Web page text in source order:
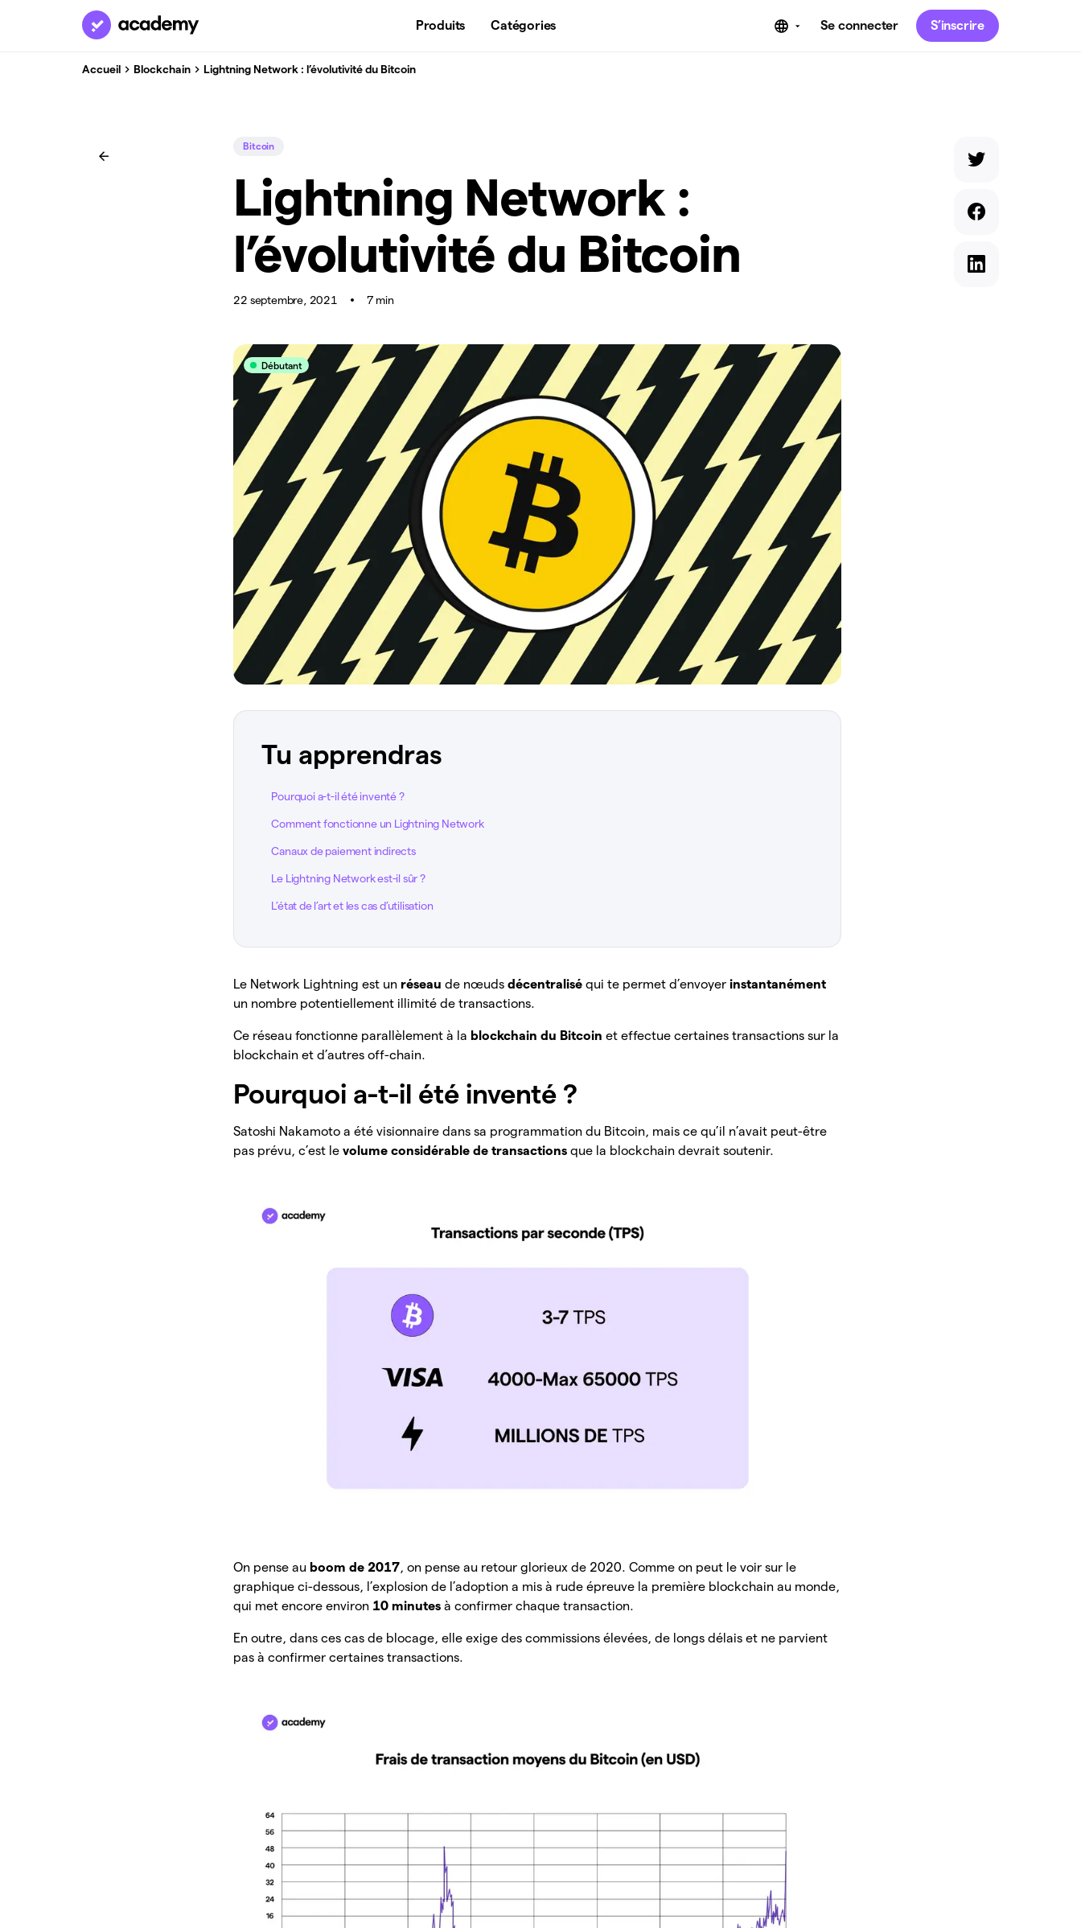
Produits Catégories Se connecter S’inscrire
Accueil Blockchain Lightning Network : l’évolutivité du Bitcoin
Bitcoin
Lightning Network :
l’évolutivité du Bitcoin
22 septembre, 2021 7 min
Débutant
Tu apprendras
Pourquoi a-t-il été inventé ?
Comment fonctionne un Lightning Network
Canaux de paiement indirects
Le Lightning Network est-il sûr ?
L’état de l’art et les cas d’utilisation
Le Network Lightning est un réseaude nœudsdécentraliséqui te permet d’envoyerinstantanément
un nombre potentiellement illimité de transactions.
Ce réseau fonctionne parallèlement à la blockchain du Bitcoin et effectue certaines transactions sur la
blockchain et d’autres off-chain.
Pourquoi a-t-il été inventé ?
Satoshi Nakamoto a été visionnaire dans sa programmation du Bitcoin, mais ce qu’il n’avait peut-être
pas prévu, c’est levolume considérable de transactionsque la blockchain devrait soutenir.
On pense au boom de 2017, on pense au retour glorieux de 2020. Comme on peut le voir sur le
graphique ci-dessous, l’explosion de l’adoption a mis à rude épreuve la première blockchain au monde,
qui met encore environ 10 minutes à confirmer chaque transaction.
En outre, dans ces cas de blocage, elle exige des commissions élevées, de longs délais et ne parvient
pas à confirmer certaines transactions.